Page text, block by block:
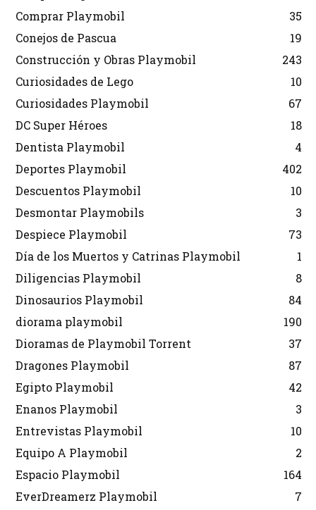
Comprar Playmobil
35
Conejos de Pascua
19
Construcción y Obras Playmobil
243
Curiosidades de Lego
10
Curiosidades Playmobil
67
DC Super Héroes
18
Dentista Playmobil
4
Deportes Playmobil
402
Descuentos Playmobil
10
Desmontar Playmobils
3
Despiece Playmobil
73
Día de los Muertos y Catrinas Playmobil
1
Diligencias Playmobil
8
Dinosaurios Playmobil
84
diorama playmobil
190
Dioramas de Playmobil Torrent
37
Dragones Playmobil
87
Egipto Playmobil
42
Enanos Playmobil
3
Entrevistas Playmobil
10
Equipo A Playmobil
2
Espacio Playmobil
164
EverDreamerz Playmobil
7